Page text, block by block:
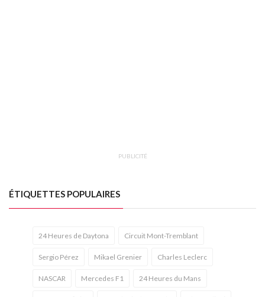
PUBLICITÉ
ÉTIQUETTES POPULAIRES
24 Heures de Daytona Circuit Mont-Tremblant
Sergio Pérez Mikael Grenier Charles Leclerc
NASCAR Mercedes F1 24 Heures du Mans